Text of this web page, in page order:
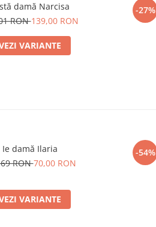
damă Narcisa
RON139,00 RON
VARIANTE
-27%
Ie damă Ilaria
RON70,00 RON
VARIANTE
-54%